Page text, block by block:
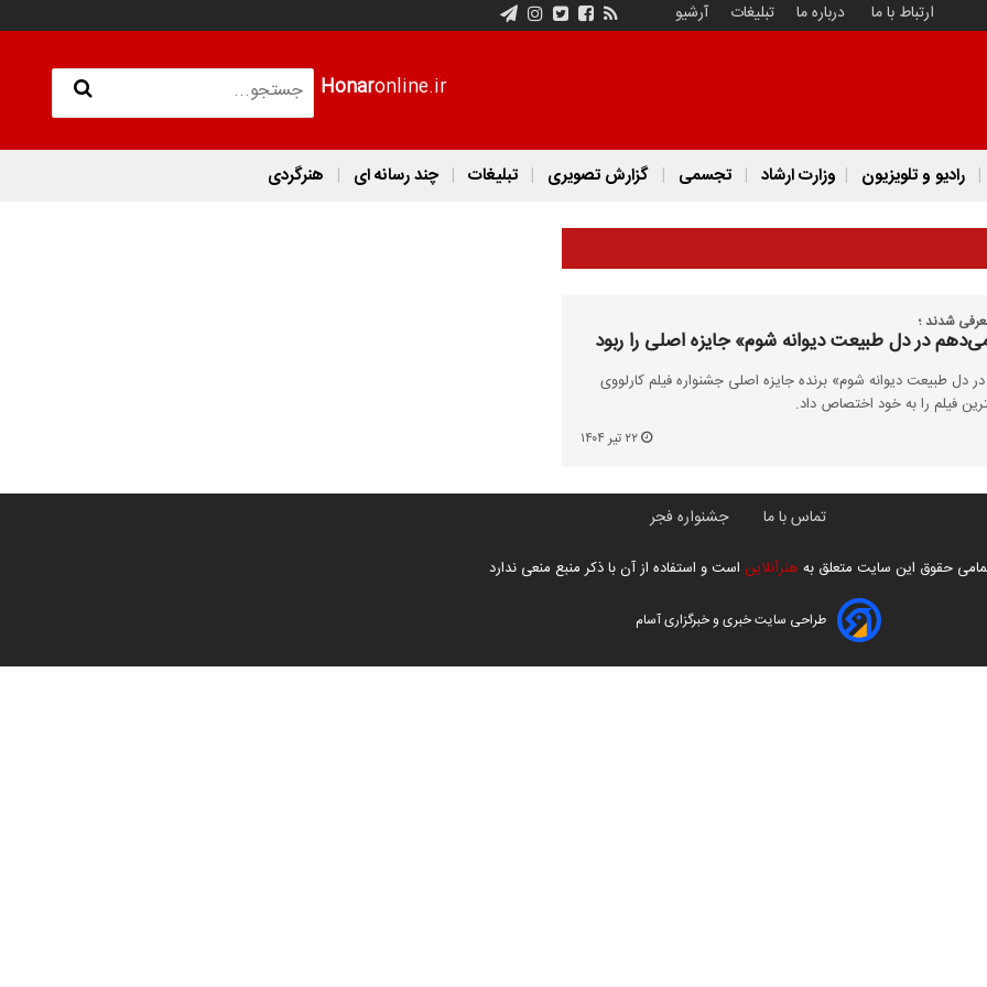
ارتباط با ما درباره ما تبلیغات آرشیو
Honaronline.ir
رادیو و تلویزیون وزارت ارشاد تجسمی گزارش تصویری تبلیغات چند رسانه ای هنرگردی
شدند ؛
در دل طبیعت دیوانه شوم» جایزه اصلی را ربود
دل طبیعت دیوانه شوم» برنده جایزه اصلی جشنواره فیلم کارلووی
فیلم را به خود اختصاص داد.
۲۲ تیر ۱۴۰۴
تماس با ما جشنواره فجر
حقوق این سایت متعلق به هنرآنلاین است و استفاده از آن با ذکر منبع منعی ندارد
طراحی سایت خبری و خبرگزاری آسام